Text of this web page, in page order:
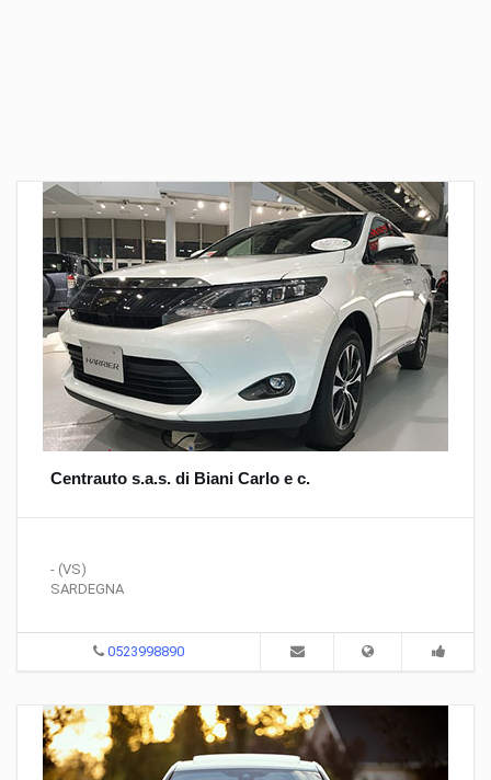
Centrauto s.a.s. di Biani Carlo e c.
- (VS)
SARDEGNA
0523998890